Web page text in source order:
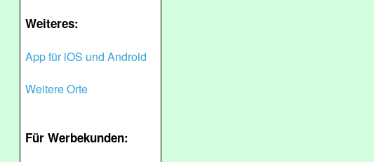
Weiteres:
App für iOS und Android
Weitere Orte
Für Werbekunden: